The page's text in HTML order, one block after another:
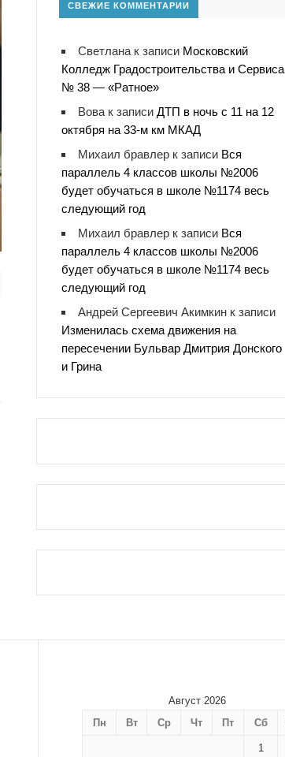
СВЕЖИЕ КОММЕНТАРИИ
Светлана к записи Московский
Колледж Градостроительства и Сервиса
№ 38 — «Ратное»
Вова к записиДТП в ночь с 11 на 12
октября на 33-м км МКАД
Михаил бравлер к записи Вся
параллель 4 классов школы №2006
будет обучаться в школе №1174 весь
следующий год
Михаил бравлер к записи Вся
параллель 4 классов школы №2006
будет обучаться в школе №1174 весь
следующий год
Андрей Сергеевич Акимкин к записи
Изменилась схема движения на
пересечении Бульвар Дмитрия Донского
и Грина
Август 2026
Пн
Вт Ср Чт Пт Сб
1